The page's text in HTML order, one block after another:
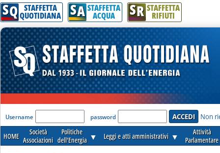
Attenzione! Esegui l'accesso per lèggere interamente la notizia.
SQ STAFFETTA
QUOTIDIANA SA STAFFETTA
ACQUA SR STAFFETTA
RIFIUTI
'Modulo Login per accedere'
Username password Non
HOME
Società
Associazioni
Politiche
dell'Energia ▼ Leggi e atti amministrativi ▼
Attività
Parlamentare